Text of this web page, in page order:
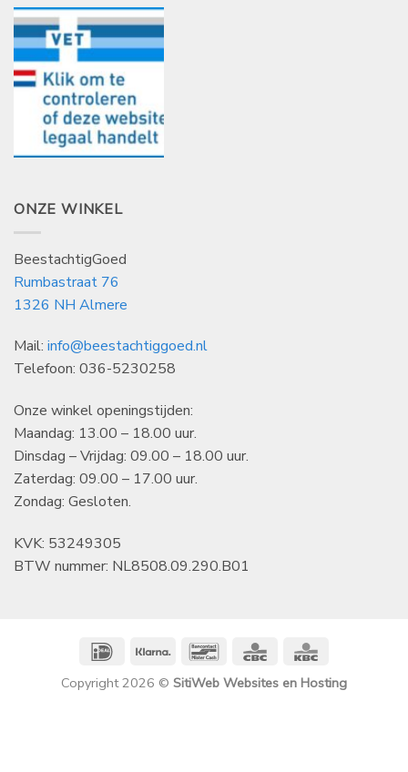
ONZE WINKEL
BeestachtigGoed
Rumbastraat 76
1326 NH Almere
Mail: info@beestachtiggoed.nl
Telefoon: 036-5230258
Onze winkel openingstijden:
Maandag: 13.00 – 18.00 uur.
Dinsdag – Vrijdag: 09.00 – 18.00 uur.
Zaterdag: 09.00 – 17.00 uur.
Zondag: Gesloten.
KVK: 53249305
BTW nummer: NL8508.09.290.B01
IDeal Klarna BancontactCBC
Copyright 2026 © SitiWeb Websites en Hosting